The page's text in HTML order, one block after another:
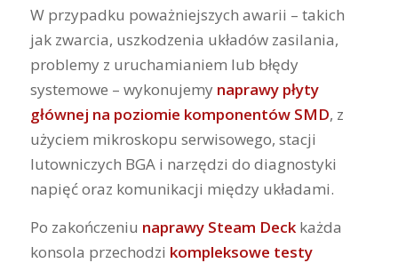
W przypadku poważniejszych awarii – takich
jak zwarcia, uszkodzenia układów zasilania,
problemy z uruchamianiem lub błędy
systemowe – wykonujemy naprawy płyty
głównej na poziomie komponentów SMD, z
użyciem mikroskopu serwisowego, stacji
lutowniczych BGA i narzędzi do diagnostyki
napięć oraz komunikacji między układami.
Po zakończeniu naprawy Steam Deckkażda
konsola przechodzi kompleksowe testy